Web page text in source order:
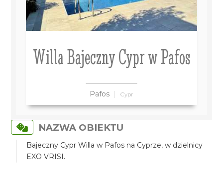
Willa Bajeczny Cypr w Pafos
Pafos Cypr
NAZWA OBIEKTU
Bajeczny Cypr Willa w Pafos na Cyprze, w dzielnicy
EXO VRISI.